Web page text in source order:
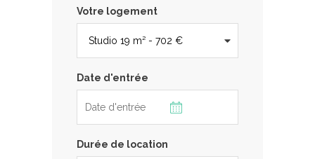
Votre logement
Date d'entrée
Durée de location